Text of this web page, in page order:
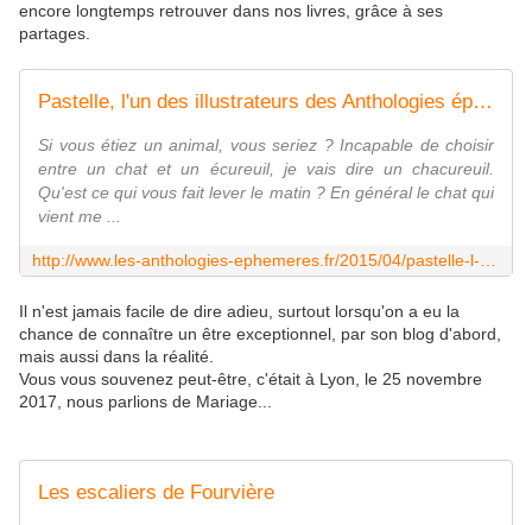
encore longtemps retrouver dans nos livres, grâce à ses
partages.
Pastelle, l'un des illustrateurs des Anthologies éphémères - Les anthologies éphémères
Si vous étiez un animal, vous seriez ? Incapable de choisir
entre un chat et un écureuil, je vais dire un chacureuil.
Qu'est ce qui vous fait lever le matin ? En général le chat qui
vient me ...
Il n'est jamais facile de dire adieu, surtout lorsqu'on a eu la
chance de connaître un être exceptionnel, par son blog d'abord,
mais aussi dans la réalité.
Vous vous souvenez peut-être, c'était à Lyon, le 25 novembre
2017, nous parlions de Mariage...
Les escaliers de Fourvière